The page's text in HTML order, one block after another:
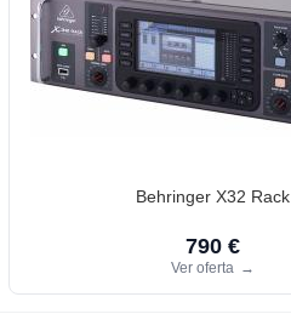
Behringer X32 Rack
790 €
Ver oferta →